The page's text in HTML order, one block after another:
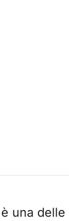
è una delle